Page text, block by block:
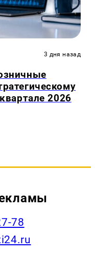
3 дня назад
2026
78